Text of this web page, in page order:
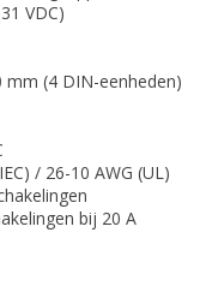
VDC)
mm (4 DIN-eenheden)
/ 26-10 AWG (UL)
bij 20 A